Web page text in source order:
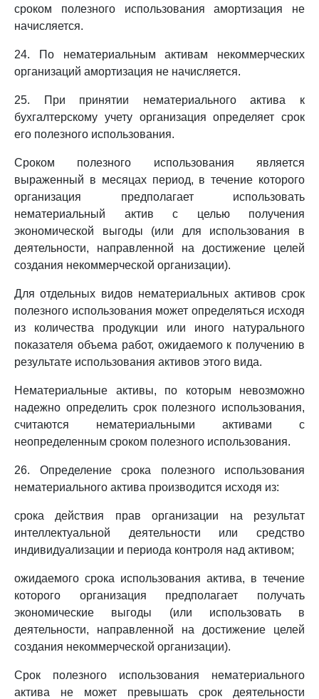
сроком полезного использования амортизация не
начисляется.
24. По нематериальным активам некоммерческих
организаций амортизация не начисляется.
25. При принятии нематериального актива к
бухгалтерскому учету организация определяет срок
его полезного использования.
Сроком полезного использования является
выраженный в месяцах период, в течение которого
организация предполагает использовать
нематериальный актив с целью получения
экономической выгоды (или для использования в
деятельности, направленной на достижение целей
создания некоммерческой организации).
Для отдельных видов нематериальных активов срок
полезного использования может определяться исходя
из количества продукции или иного натурального
показателя объема работ, ожидаемого к получению в
результате использования активов этого вида.
Нематериальные активы, по которым невозможно
надежно определить срок полезного использования,
считаются нематериальными активами с
неопределенным сроком полезного использования.
26. Определение срока полезного использования
нематериального актива производится исходя из:
срока действия прав организации на результат
интеллектуальной деятельности или средство
индивидуализации и периода контроля над активом;
ожидаемого срока использования актива, в течение
которого организация предполагает получать
экономические выгоды (или использовать в
деятельности, направленной на достижение целей
создания некоммерческой организации).
Срок полезного использования нематериального
актива не может превышать срок деятельности